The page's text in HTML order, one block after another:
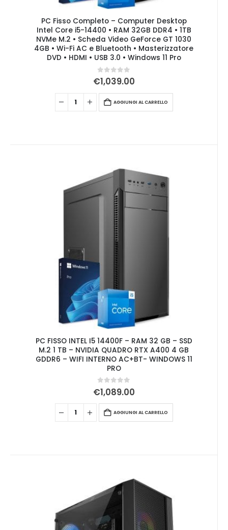
PC Fisso Completo – Computer Desktop
Intel Core i5-14400 • RAM 32GB DDR4 • 1TB
NVMe M.2 • Scheda Video GeForce GT 1030
4GB • Wi-Fi AC e Bluetooth • Masterizzatore
DVD • HDMI • USB 3.0 • Windows 11 Pro
0Su 5
€1,039.00
AGGIUNGI AL CARRELLO
PC FISSO INTEL I5 14400F – RAM 32 GB – SSD
M.2 1 TB – NVIDIA QUADRO RTX A400 4 GB
GDDR6 – WIFI INTERNO AC+BT- WINDOWS 11
PRO
0Su 5
€1,089.00
AGGIUNGI AL CARRELLO